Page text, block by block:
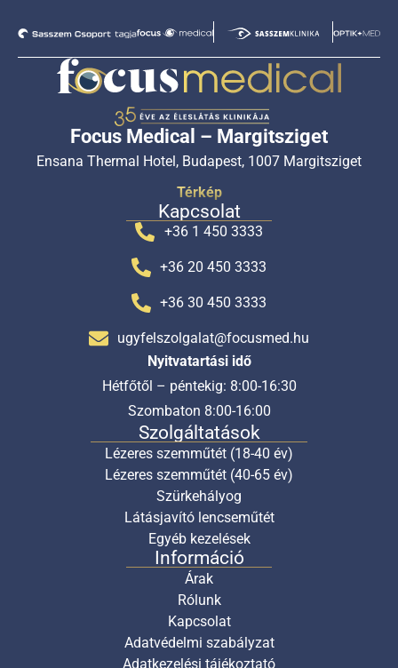
Focus Medical – Margitsziget
Ensana Thermal Hotel, Budapest, 1007 Margitsziget
Térkép
Kapcsolat
+36 1 450 3333
+36 20 450 3333
+36 30 450 3333
ugyfelszolgalat@focusmed.hu
Nyitvatartási idő
Hétfőtől – péntekig: 8:00-16:30
Szombaton 8:00-16:00
Szolgáltatások
Lézeres szemműtét (18-40 év)
Lézeres szemműtét (40-65 év)
Szürkehályog
Látásjavító lencseműtét
Egyéb kezelések
Információ
Árak
Rólunk
Kapcsolat
Adatvédelmi szabályzat
Adatkezelési tájékoztató